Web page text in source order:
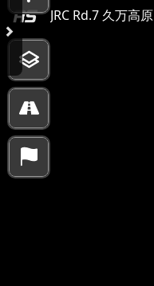
JRC Rd.7 久万高原
10000 km